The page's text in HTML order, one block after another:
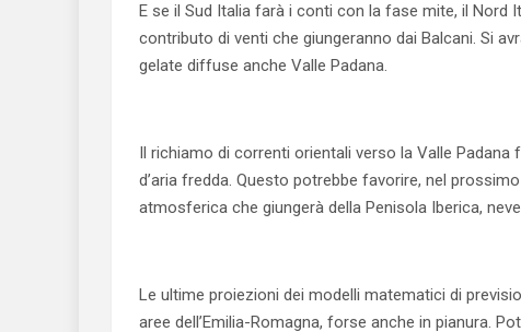
E se il Sud Italia farà i conti con la fase mite, il Nord
contributo di venti che giungeranno dai Balcani. Si
gelate diffuse anche Valle Padana.
Il richiamo di correnti orientali verso la Valle
d’aria fredda. Questo potrebbe favorire, nel
atmosferica che giungerà della Penisola Iberica,
Le ultime proiezioni dei modelli matematici di
aree dell’Emilia-Romagna, forse anche in pianura.